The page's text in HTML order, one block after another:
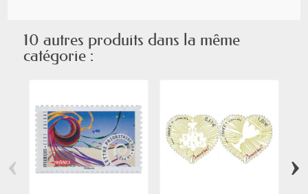
10 autres produits dans la même
catégorie :
‹ ›